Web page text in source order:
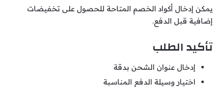
يمكن إدخال أكواد الخصم المتاحة للحصول على تخفيضات
إضافية قبل الدفع.
تأكيد الطلب
إدخال عنوان الشحن بدقة
اختيار وسيلة الدفع المناسبة